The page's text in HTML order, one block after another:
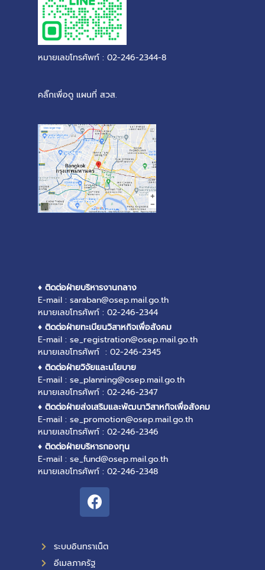
หมายเลขโทรศัพท์ : 02-246-2344-8
คลิ๊กเพื่อดู แผนที่ สวส.
♦ ติดต่อฝ่ายบริหารงานกลาง
E-mail : saraban@osep.mail.go.th
หมายเลขโทรศัพท์ : 02-246-2344
♦ ติดต่อฝ่ายทะเบียนวิสาหกิจเพื่อสังคม
E-mail : se_registration@osep.mail.go.th
หมายเลขโทรศัพท์ : 02-246-2345
♦ ติดต่อฝ่ายวิจัยและนโยบาย
E-mail : se_planning@osep.mail.go.th
หมายเลขโทรศัพท์ : 02-246-2347
♦ ติดต่อฝ่ายส่งเสริมและพัฒนาวิสาหกิจเพื่อสังคม
E-mail : se_promotion@osep.mail.go.th
หมายเลขโทรศัพท์ : 02-246-2346
♦ ติดต่อฝ่ายบริหารกองทุน
E-mail : se_fund@osep.mail.go.th
หมายเลขโทรศัพท์ : 02-246-2348
ระบบอินทราเน็ต
อีเมลภาครัฐ